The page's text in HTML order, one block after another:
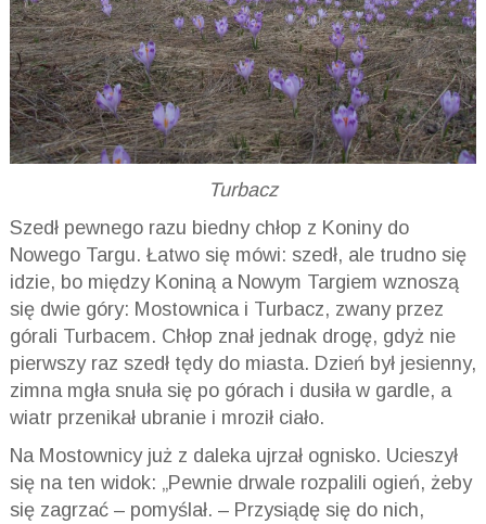
Turbacz
Szedł pewnego razu biedny chłop z Koniny do
Nowego Targu. Łatwo się mówi: szedł, ale trudno się
idzie, bo między Koniną a Nowym Targiem wznoszą
się dwie góry: Mostownica i Turbacz, zwany przez
górali Turbacem. Chłop znał jednak drogę, gdyż nie
pierwszy raz szedł tędy do miasta. Dzień był jesienny,
zimna mgła snuła się po górach i dusiła w gardle, a
wiatr przenikał ubranie i mroził ciało.
Na Mostownicy już z daleka ujrzał ognisko. Ucieszył
się na ten widok: „Pewnie drwale rozpalili ogień, żeby
się zagrzać – pomyślał. – Przysiądę się do nich,